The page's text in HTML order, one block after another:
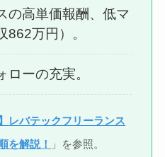
の高単価報酬、低マ
862万円）。
ローの充実。
レバテックフリーランス
を解説！
」を参照。